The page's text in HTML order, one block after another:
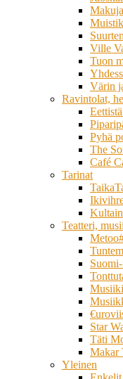
Ville
Tuon
Värin
Ravintolat,
Pyhä
The
Café
Tarinat
Teatteri,
Star
Täti
Makar
Yleinen